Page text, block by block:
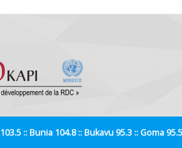
:: Bunia 104.8 :: Bukavu 95.3 :: Goma